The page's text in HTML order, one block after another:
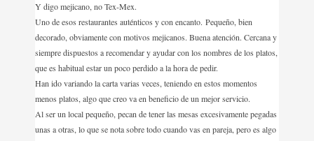
Y digo mejicano, no Tex-Mex.
Uno de esos restaurantes auténticos y con encanto. Pequeño, bien
decorado, obviamente con motivos mejicanos. Buena atención. Cercana y
siempre dispuestos a recomendar y ayudar con los nombres de los platos,
que es habitual estar un poco perdido a la hora de pedir.
Han ido variando la carta varias veces, teniendo en estos momentos
menos platos, algo que creo va en beneficio de un mejor servicio.
Al ser un local pequeño, pecan de tener las mesas excesivamente pegadas
unas a otras, lo que se nota sobre todo cuando vas en pareja, pero es algo